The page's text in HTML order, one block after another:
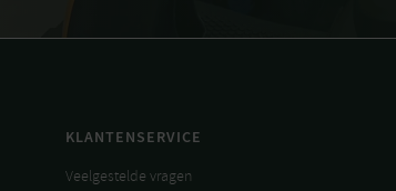
KLANTENSERVICE
Veelgestelde vragen